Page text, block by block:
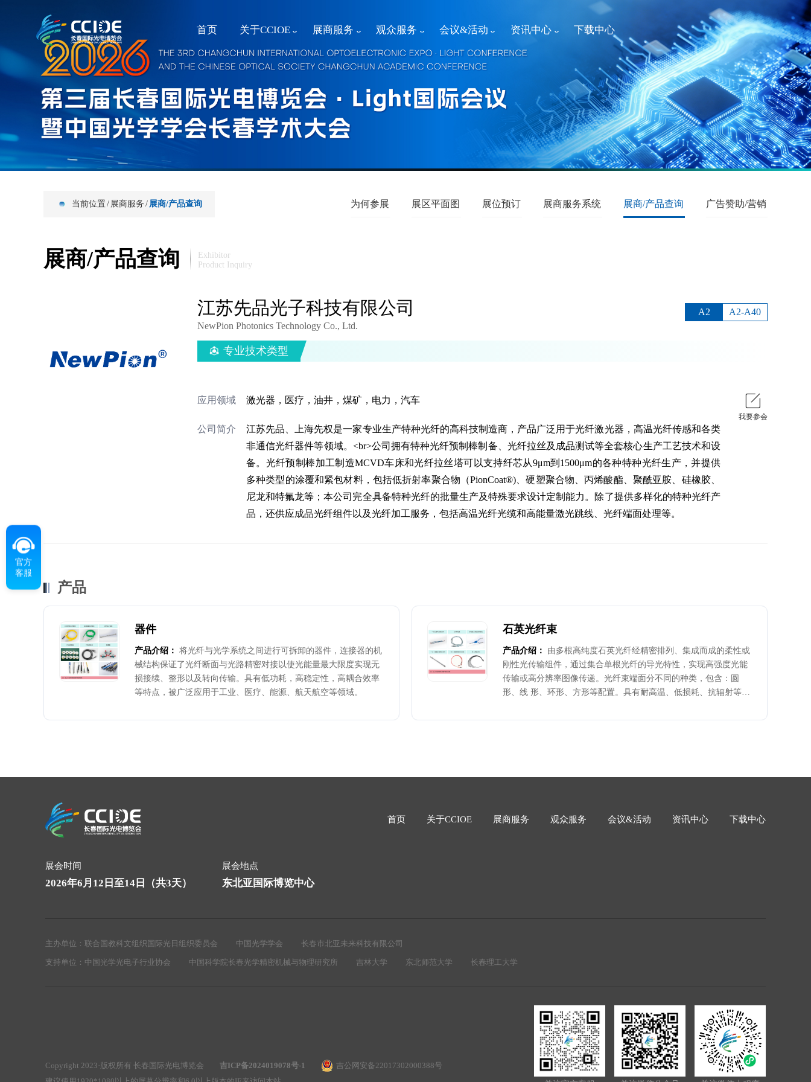
首页 关于CCIOE 展商服务 观众服务 会议&活动 资讯中心 下载中心
当前位置/ 展商服务 / 展商/产品查询 为何参展 展区平面图 展位预订 展商服务系统 展商/产品查询 广告赞助/营销
展商/产品查询
Exhibitor
Product Inquiry
江苏先品光子科技有限公司
NewPion Photonics Technology Co., Ltd.
A2 A2-A40
专业技术类型
应用领域 激光器，医疗，油井，煤矿，电力，汽车
公司简介
江苏先品、上海先权是一家专业生产特种光纤的高科技制造商，产品广泛用于光纤激光器，高温光纤传感和各类
非通信光纤器件等领域。<br>公司拥有特种光纤预制棒制备、光纤拉丝及成品测试等全套核心生产工艺技术和设
备。光纤预制棒加工制造MCVD车床和光纤拉丝塔可以支持纤芯从9μm到1500μm的各种特种光纤生产，并提供
多种类型的涂覆和紧包材料，包括低折射率聚合物（PionCoat®)、硬塑聚合物、丙烯酸酯、聚酰亚胺、硅橡胶、
尼龙和特氟龙等；本公司完全具备特种光纤的批量生产及特殊要求设计定制能力。除了提供多样化的特种光纤产
品，还供应成品光纤组件以及光纤加工服务，包括高温光纤光缆和高能量激光跳线、光纤端面处理等。
我要参会
产品
器件
产品介绍： 将光纤与光学系统之间进行可拆卸的器件，连接器的机
械结构保证了光纤断面与光路精密对接以使光能量最大限度实现无
损接续、整形以及转向传输。具有低功耗，高稳定性，高耦合效率
等特点，被广泛应用于工业、医疗、能源、航天航空等领域。
石英光纤束
产品介绍：
由多根高纯度石英光纤经精密排列、集成而成的柔性或
刚性光传输组件，通过集合单根光纤的导光特性，实现高强度光能
传输或高分辨率图像传递。光纤束端面分不同的种类，包含：圆
形、线 形、环形、方形等配置。具有耐高温、低损耗、抗辐射等优
域。
官方
客服
首页 关于CCIOE 展商服务 观众服务 会议&活动 资讯中心 下载中心
展会时间
2026年6月12日至14日（共3天）
展会地点
东北亚国际博览中心
主办单位： 联合国教科文组织国际光日组织委员会 中国光学学会 长春市北亚未来科技有限公司
支持单位： 中国光学光电子行业协会 中国科学院长春光学精密机械与物理研究所 吉林大学 东北师范大学 长春理工大学
Copyright 2023·版权所有 长春国际光电博览会 吉ICP备2024019078号-1
吉公网安备22017302000388号